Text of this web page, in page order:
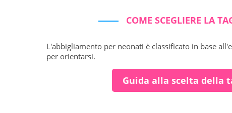
COME SCEGLIERE LA
L'abbigliamento per neonati è classificato in base
per orientarsi.
Guida alla scelta della